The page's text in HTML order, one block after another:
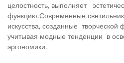
целостность, выполняет
функцию.Современные
искусства, созданные творческой
учитывая модные тенденции в
эргономики.